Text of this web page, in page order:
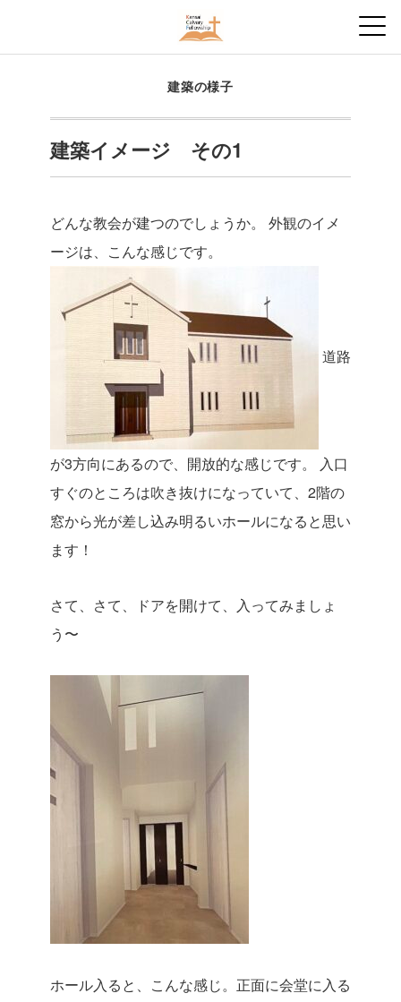
建築の様子
建築イメージ その1
どんな教会が建つのでしょうか。
外観のイメ
ージは、こんな感じです。
道路
が3方向にあるので、開放的な感じです。
入口
すぐのところは吹き抜けになっていて、2階の
窓から光が差し込み明るいホールになると思い
ます！
さて、さて、ドアを開けて、入ってみましょ
う〜
ホール入ると、こんな感じ。正面に会堂に入る